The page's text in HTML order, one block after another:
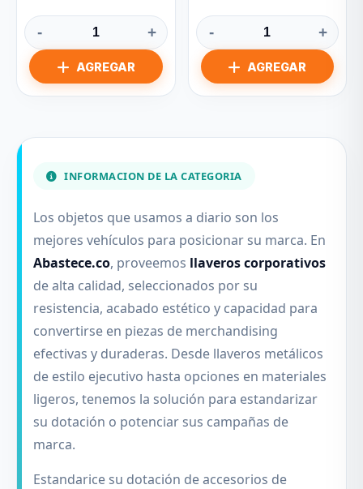
- + - +
INFORMACION DE LA CATEGORIA
Los objetos que usamos a diario son los
mejores vehículos para posicionar su marca. En
Abastece.co, proveemos llaveros corporativos
de alta calidad, seleccionados por su
resistencia, acabado estético y capacidad para
convertirse en piezas de merchandising
efectivas y duraderas. Desde llaveros metálicos
de estilo ejecutivo hasta opciones en materiales
ligeros, tenemos la solución para estandarizar
su dotación o potenciar sus campañas de
marca.
Estandarice su dotación de accesorios de